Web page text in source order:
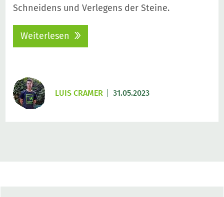
Schneidens und Verlegens der Steine.
Weiterlesen
LUIS CRAMER 31.05.2023